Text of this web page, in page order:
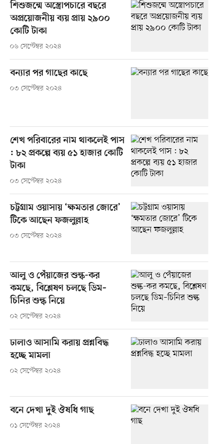
শিশুজন্মে অস্ত্রোপচারে বছরে
অপ্রয়োজনীয় ব্যয় প্রায় ২৯০০
কোটি টাকা
০৬ সেপ্টেম্বর ২০২৪
বন্যার পর গাছের কাছে
০৩ সেপ্টেম্বর ২০২৪
শেখ পরিবারের নাম থাকলেই পাস
: ৮২ প্রকল্পে ব্যয় ৫১ হাজার কোটি
টাকা
০৩ সেপ্টেম্বর ২০২৪
চট্টগ্রাম ওয়াসায় ‘ক্ষমতার জোরে’
টিকে আছেন ফজলুল্লাহ
০৩ সেপ্টেম্বর ২০২৪
আলু ও পেঁয়াজের শুল্ক-কর
কমছে, বিশ্লেষণ চলছে ডিম–
চিনির শুল্ক নিয়ে
০২ সেপ্টেম্বর ২০২৪
ঢালাও আসামি করায় প্রশ্নবিদ্ধ
হচ্ছে মামলা
০২ সেপ্টেম্বর ২০২৪
বনে দেখা দুই ঔষধি গাছ
০১ সেপ্টেম্বর ২০২৪